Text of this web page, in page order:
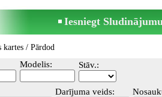
Iesniegt
kartes / Pārdod
Modelis: Stāv.:
Darījuma veids: